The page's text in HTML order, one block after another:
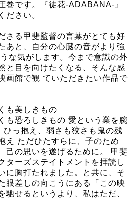
巻です。『徒花-ADABANA-』
ださい。
さる甲斐監督の言葉がとても好
あと、自分の心臓の音がより強
な気がします。今まで意識の外
と目を向けたくなる、そんな感
画館で観 ていただきたい作品で
も美しきもの
も恐ろしきもの 愛という業を腕
ひっ抱え、弱さも狡さも鬼の残
え ただひたすらに、子のため
己の思いを遂げるために。 甲斐
ターズステイトメントを拝読し
に胸打たれました。と共に、そ
眼差しの向こうにある「この映
馳せるというより、私はただ、